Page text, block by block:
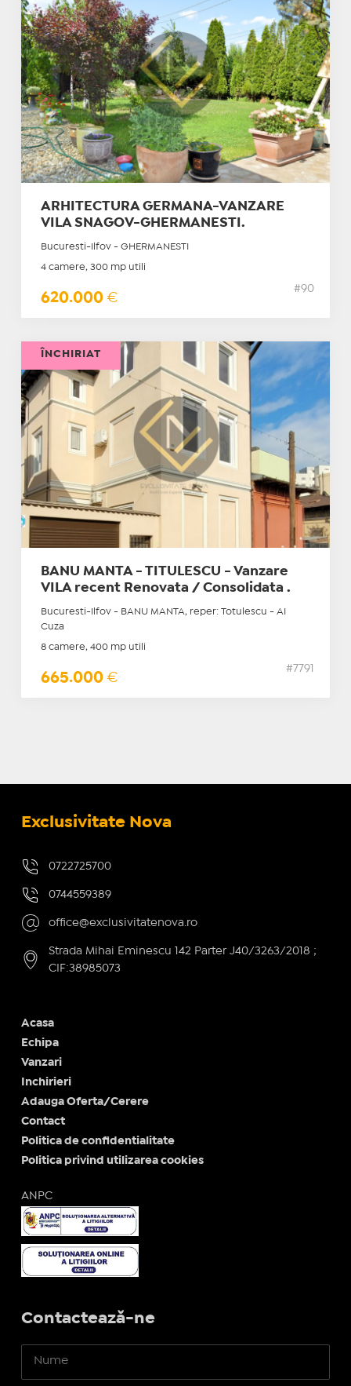
ARHITECTURA GERMANA-VANZARE
VILA SNAGOV-GHERMANESTI.
Bucuresti-Ilfov - GHERMANESTI
4 camere, 300 mp utili
620.000 €
#90
BANU MANTA - TITULESCU - Vanzare
VILA recent Renovata / Consolidata .
Bucuresti-Ilfov - BANU MANTA, reper: Totulescu - AI
Cuza
8 camere, 400 mp utili
665.000 €
#7791
ÎNCHIRIAT
Exclusivitate Nova
0722725700
0744559389
office@exclusivitatenova.ro
Strada Mihai Eminescu 142 Parter J40/3263/2018 ;
CIF:38985073
Acasa
Echipa
Vanzari
Inchirieri
Adauga Oferta/Cerere
Contact
Politica de confidentialitate
Politica privind utilizarea cookies
ANPC
Contactează-ne